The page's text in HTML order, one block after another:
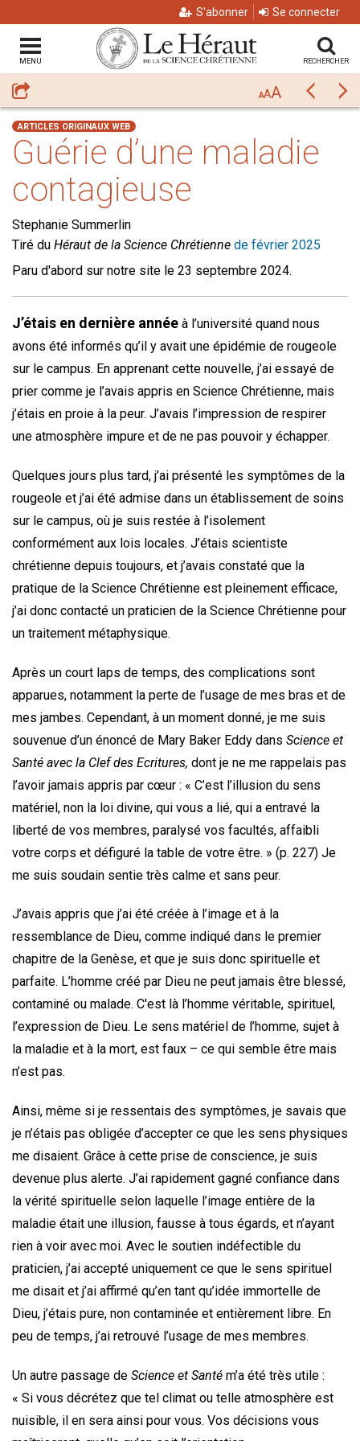
S'abonner Se connecter
MENU RECHERCHER
Partager AAA
ARTICLES ORIGINAUX WEB
Guérie d’une maladie
contagieuse
Stephanie Summerlin
Tiré du Héraut de la Science Chrétienne de février 2025
Paru d'abord sur notre site le 23 septembre 2024.
J’étais en dernière année à l’université quand nous
avons été informés qu’il y avait une épidémie de rougeole
sur le campus. En apprenant cette nouvelle, j’ai essayé de
prier comme je l’avais appris en Science Chrétienne, mais
j’étais en proie à la peur. J’avais l’impression de respirer
une atmosphère impure et de ne pas pouvoir y échapper.
Quelques jours plus tard, j’ai présenté les symptômes de la
rougeole et j’ai été admise dans un établissement de soins
sur le campus, où je suis restée à l’isolement
conformément aux lois locales. J’étais scientiste
chrétienne depuis toujours, et j’avais constaté que la
pratique de la Science Chrétienne est pleinement efficace,
j’ai donc contacté un praticien de la Science Chrétienne pour
un traitement métaphysique.
Après un court laps de temps, des complications sont
apparues, notamment la perte de l’usage de mes bras et de
mes jambes. Cependant, à un moment donné, je me suis
souvenue d’un énoncé de Mary Baker Eddy dans Science et
Santé avec la Clef des Ecritures, dont je ne me rappelais pas
l’avoir jamais appris par cœur : « C’est l’illusion du sens
matériel, non la loi divine, qui vous a lié, qui a entravé la
liberté de vos membres, paralysé vos facultés, affaibli
votre corps et défiguré la table de votre être. » (p. 227) Je
me suis soudain sentie très calme et sans peur.
J’avais appris que j’ai été créée à l’image et à la
ressemblance de Dieu, comme indiqué dans le premier
chapitre de la Genèse, et que je suis donc spirituelle et
parfaite. L’homme créé par Dieu ne peut jamais être blessé,
contaminé ou malade. C'est là l’homme véritable, spirituel,
l’expression de Dieu. Le sens matériel de l’homme, sujet à
la maladie et à la mort, est faux – ce qui semble être mais
n’est pas.
Ainsi, même si je ressentais des symptômes, je savais que
je n’étais pas obligée d’accepter ce que les sens physiques
me disaient. Grâce à cette prise de conscience, je suis
devenue plus alerte. J’ai rapidement gagné confiance dans
la vérité spirituelle selon laquelle l’image entière de la
maladie était une illusion, fausse à tous égards, et n’ayant
rien à voir avec moi. Avec le soutien indéfectible du
praticien, j’ai accepté uniquement ce que le sens spirituel
me disait et j’ai affirmé qu’en tant qu’idée immortelle de
Dieu, j’étais pure, non contaminée et entièrement libre. En
peu de temps, j’ai retrouvé l’usage de mes membres.
Un autre passage de Science et Santé m’a été très utile :
« Si vous décrétez que tel climat ou telle atmosphère est
nuisible, il en sera ainsi pour vous. Vos décisions vous